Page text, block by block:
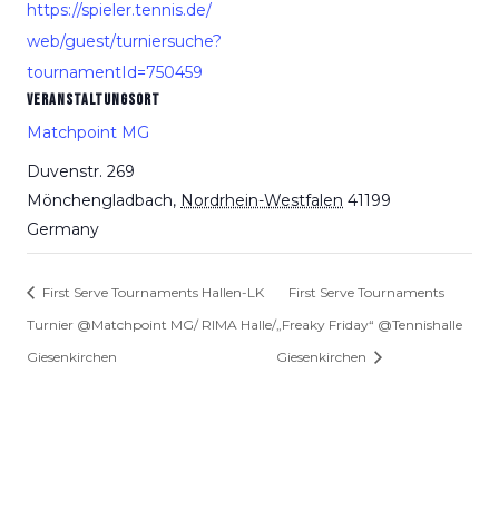
https://spieler.tennis.de/
web/guest/turniersuche?
tournamentId=750459
VERANSTALTUNGSORT
Matchpoint MG
Duvenstr. 269
Mönchengladbach, Nordrhein-Westfalen 41199
Germany
First Serve Tournaments Hallen-LK
Turnier @Matchpoint MG/ RIMA Halle/
Giesenkirchen
First Serve Tournaments
„Freaky Friday“ @Tennishalle
Giesenkirchen